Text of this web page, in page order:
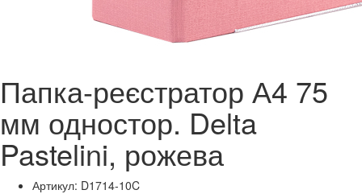
Папка-реєстратор А4 75
мм одностор. Delta
Pastelini, рожева
Артикул: D1714-10C